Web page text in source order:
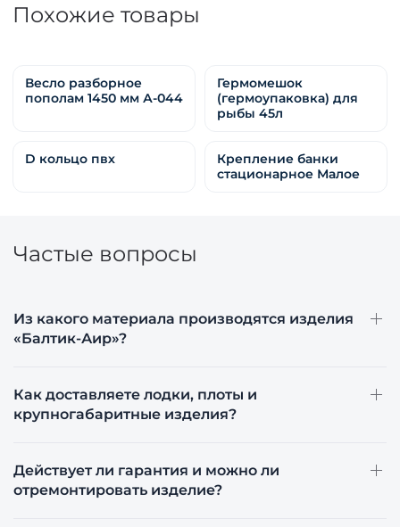
Похожие товары
Весло разборное
пополам 1450 мм А-044
Гермомешок
(гермоупаковка) для
рыбы 45л
D кольцо пвх
Крепление банки
стационарное Малое
Частые вопросы
Из какого материала производятся изделия
«Балтик-Аир»?
Как доставляете лодки, плоты и
крупногабаритные изделия?
Действует ли гарантия и можно ли
отремонтировать изделие?